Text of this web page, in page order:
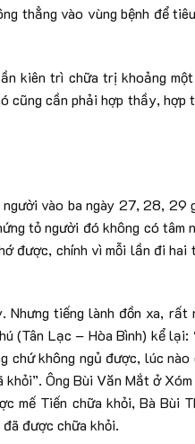
thẳng vào vùng bệnh để
kiên trì chữa trị khoảng
cũng cần phải hợp thầy, hợp
vào ba ngày 27, 28, 29
tỏ người đó không có tâm
được, chính vì mỗi lần đi hai
Nhưng tiếng lành đồn xa, rất
(Tân Lạc – Hòa Bình) kể
chứ không ngủ được, lúc
Ông Bùi Văn Mắt ở Xóm
mế Tiến chữa khỏi, Bà Bùi
được chữa khỏi.